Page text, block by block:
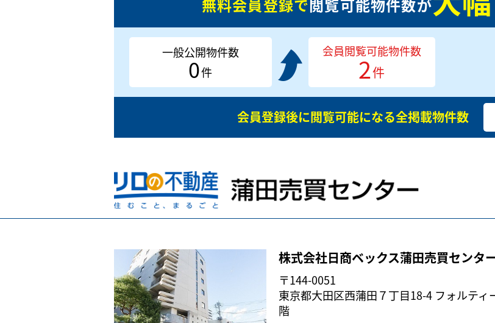
無料会員登録で閲覧可能物件数が
一般公開物件数
0件
会員閲覧可能物件数
2件
会員登録後に閲覧可能になる全掲載物件数
株式会社日商ベックス蒲田売買センタ
〒144-0051
東京都大田区西蒲田７丁目18-4 フォルティ
階